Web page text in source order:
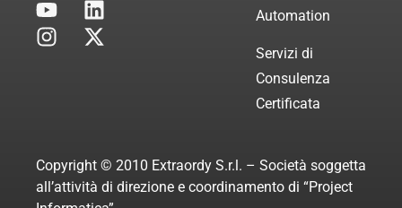
Automation
Servizi di
Consulenza
Certificata
Copyright © 2010 Extraordy S.r.l. – Società soggetta
all’attività di direzione e coordinamento di “Project